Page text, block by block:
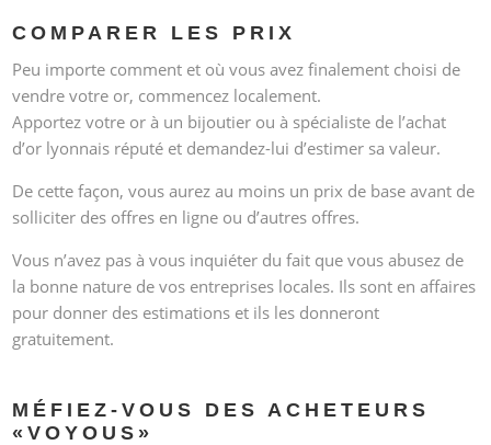
COMPARER LES PRIX
Peu importe comment et où vous avez finalement choisi de
vendre votre or, commencez localement.
Apportez votre or à un bijoutier ou à spécialiste de l’achat
d’or lyonnais réputé et demandez-lui d’estimer sa valeur.
De cette façon, vous aurez au moins un prix de base avant de
solliciter des offres en ligne ou d’autres offres.
Vous n’avez pas à vous inquiéter du fait que vous abusez de
la bonne nature de vos entreprises locales. Ils sont en affaires
pour donner des estimations et ils les donneront
gratuitement.
MÉFIEZ-VOUS DES ACHETEURS
«VOYOUS»